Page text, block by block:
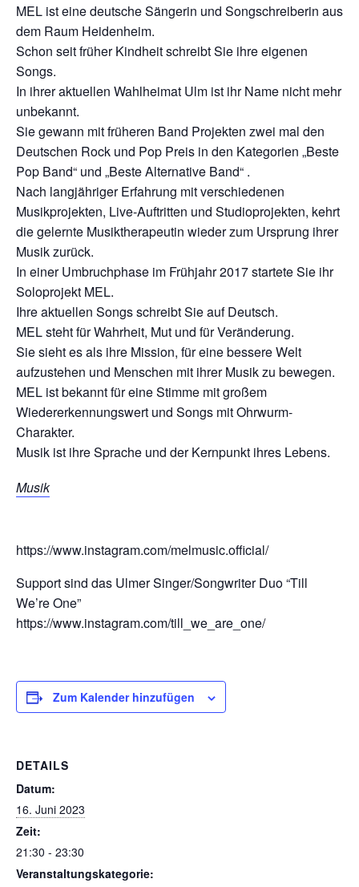
MEL ist eine deutsche Sängerin und Songschreiberin aus
dem Raum Heidenheim.
Schon seit früher Kindheit schreibt Sie ihre eigenen
Songs.
In ihrer aktuellen Wahlheimat Ulm ist ihr Name nicht mehr
unbekannt.
Sie gewann mit früheren Band Projekten zwei mal den
Deutschen Rock und Pop Preis in den Kategorien „Beste
Pop Band“ und „Beste Alternative Band“ .
Nach langjähriger Erfahrung mit verschiedenen
Musikprojekten, Live-Auftritten und Studioprojekten, kehrt
die gelernte Musiktherapeutin wieder zum Ursprung ihrer
Musik zurück.
In einer Umbruchphase im Frühjahr 2017 startete Sie ihr
Soloprojekt MEL.
Ihre aktuellen Songs schreibt Sie auf Deutsch.
MEL steht für Wahrheit, Mut und für Veränderung.
Sie sieht es als ihre Mission, für eine bessere Welt
aufzustehen und Menschen mit ihrer Musik zu bewegen.
MEL ist bekannt für eine Stimme mit großem
Wiedererkennungswert und Songs mit Ohrwurm-
Charakter.
Musik ist ihre Sprache und der Kernpunkt ihres Lebens.
Musik
https://www.instagram.com/melmusic.official/
Support sind das Ulmer Singer/Songwriter Duo “Till
We’re One”
https://www.instagram.com/till_we_are_one/
Zum Kalender hinzufügen
DETAILS
Datum:
16. Juni 2023
Zeit:
21:30 - 23:30
Veranstaltungskategorie: